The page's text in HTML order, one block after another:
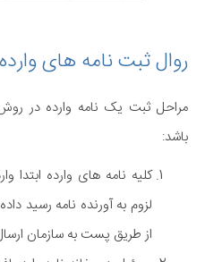
روال ثبت نامه های وارده
مراحل ثبت یک نامه وارده در
باشد:
کلیه نامه های وارده ابتدا
لزوم به آورنده نامه رسید
از طریق پست به سازمان